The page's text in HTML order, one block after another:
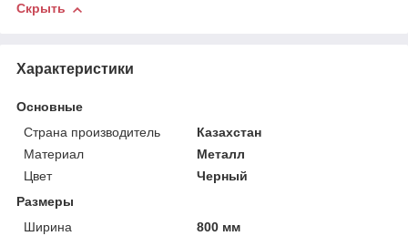
Скрыть
Характеристики
Основные
Страна производитель
Казахстан
Материал
Металл
Цвет
Черный
Размеры
Ширина
800 мм